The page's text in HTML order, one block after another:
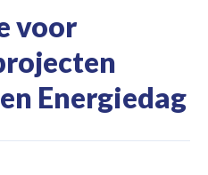
voor
Energiedag